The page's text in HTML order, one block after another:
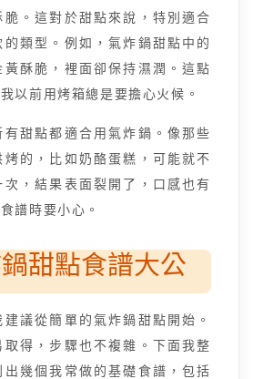
。這對於甜點來說，特別適合
類型。例如，氣炸鍋甜點中的
酥脆，裡面卻保持濕潤。這點
以前用烤箱總是要擔心火候。
甜點都適合用氣炸鍋。像那些
的，比如奶酪蛋糕，可能就不
，結果表面裂開了，口感也有
譜時要小心。
甜點食譜大公
議從簡單的氣炸鍋甜點開始。
得，步驟也不複雜。下面我整
幾個我常做的基礎食譜，包括